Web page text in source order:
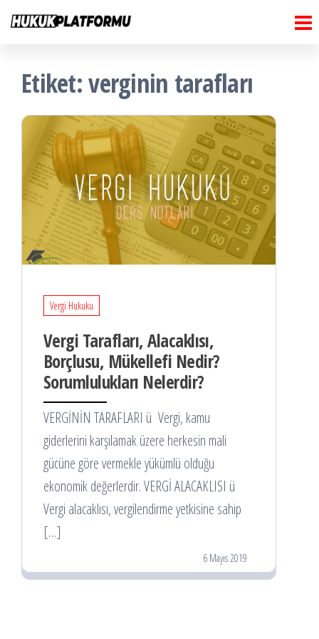
İçeriğe
atla
Etiket:verginin tarafları
Vergi Hukuku
Vergi Tarafları, Alacaklısı,
Borçlusu, Mükellefi Nedir?
Sorumlulukları Nelerdir?
VERGİNİN TARAFLARI ü Vergi, kamu
giderlerini karşılamak üzere herkesin mali
gücüne göre vermekle yükümlü olduğu
ekonomik değerlerdir. VERGİ ALACAKLISI ü
Vergi alacaklısı, vergilendirme yetkisine sahip
[…]
6 Mayıs 2019